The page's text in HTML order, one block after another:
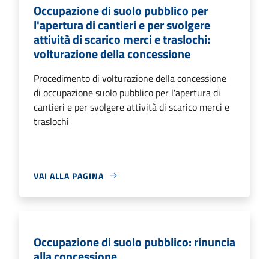
Occupazione di suolo pubblico per
l'apertura di cantieri e per svolgere
attività di scarico merci e traslochi:
volturazione della concessione
Procedimento di volturazione della concessione
di occupazione suolo pubblico per l'apertura di
cantieri e per svolgere attività di scarico merci e
traslochi
VAI ALLA PAGINA
Occupazione di suolo pubblico: rinuncia